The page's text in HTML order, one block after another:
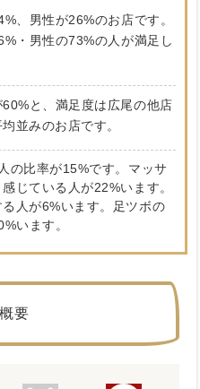
、男性が26%のお店です。
・男性の73%の人が満足し
と、満足度は広尾の他店
並みのお店です。
の比率が15%です。マッサ
じている人が22%います。
人が6%います。足ツボの
います。
要